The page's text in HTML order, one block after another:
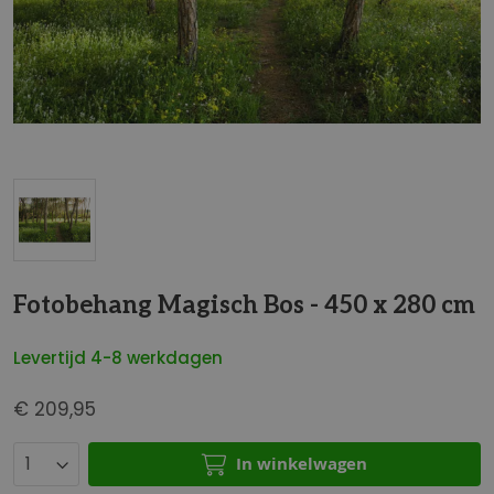
t
e
i
n
d
a
n
a
b
e
a
a
r
Fotobehang Magisch Bos - 450 x 280 cm
Levertijd 4-8 werkdagen
€ 209,95
In winkelwagen